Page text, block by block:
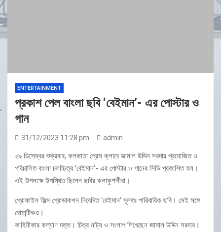
ENTERTAINMENT
প্রকাশ পেল বাংলা ছবি ‘বেইমান’- এর পোস্টার ও
গান
31/12/2023 11:28 pm admin
২৯ ডিসেম্বর শুক্রবার, কলকাতা প্রেস ক্লাবে জামাল উদ্দিন সরদার প্রযোজিত ও
পরিচালিত বাংলা চলচ্চিত্র ‘বেইমান’- এর পোস্টার ও গানের সিডি প্রকাশিত হল।
এই উপলক্ষে উপস্থিত ছিলেন ছবির কলাকুশলীরা।
প্রোফাইল ফিল্ম প্রোডাকশন নিবেদিত ‘বেইমান’ মূলতঃ পারিবারিক ছবি। সেই সঙ্গে
রোমান্টিকও।
কাহিনীকার কল্যাণ দত্ত। চিত্র নাট্য ও সংলাপ লিখেছেন জামাল উদ্দিন সরদার।